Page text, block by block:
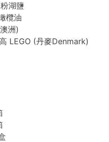
湖鹽
欖油
洲)
LEGO (丹麥Denmark)